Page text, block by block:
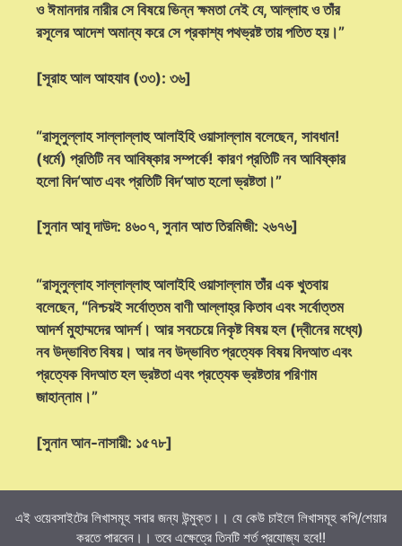
ও ঈমানদার নারীর সে বিষয়ে ভিন্ন ক্ষমতা নেই যে, আল্লাহ ও তাঁর
রসূলের আদেশ অমান্য করে সে প্রকাশ্য পথভ্রষ্ট তায় পতিত হয়।”
[সূরাহ আল আহযাব (৩৩): ৩৬]
“রাসূলুল্লাহ সাল্লাল্লাহু আলাইহি ওয়াসাল্লাম বলেছেন, সাবধান!
(ধর্মে) প্রতিটি নব আবিষ্কার সম্পর্কে! কারণ প্রতিটি নব আবিষ্কার
হলো বিদ‘আত এবং প্রতিটি বিদ‘আত হলো ভ্রষ্টতা।”
[সুনান আবূ দাউদ: ৪৬০৭, সুনান আত তিরমিজী: ২৬৭৬]
“রাসূলুল্লাহ সাল্লাল্লাহু আলাইহি ওয়াসাল্লাম তাঁর এক খুতবায়
বলেছেন, “নিশ্চয়ই সর্বোত্তম বাণী আল্লাহ্‌র কিতাব এবং সর্বোত্তম
আদর্শ মুহাম্মদের আদর্শ। আর সবচেয়ে নিকৃষ্ট বিষয় হল (দ্বীনের মধ্যে)
নব উদ্ভাবিত বিষয়। আর নব উদ্ভাবিত প্রত্যেক বিষয় বিদআত এবং
প্রত্যেক বিদআত হল ভ্রষ্টতা এবং প্রত্যেক ভ্রষ্টতার পরিণাম
জাহান্নাম।”
[সুনান আন-নাসায়ী: ১৫৭৮]
এই ওয়েবসাইটের লিখাসমূহ সবার জন্য উন্মুক্ত।। যে কেউ চাইলে লিখাসমূহ কপি/শেয়ার
করতে পারবেন।। তবে এক্ষেত্রে তিনটি শর্ত প্রযোজ্য হবে!!